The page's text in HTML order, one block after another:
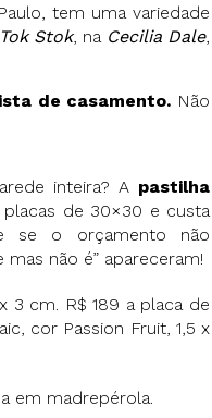
tem uma variedade
Tok Stok, na Cecilia Dale,
de casamento. Não
inteira? A pastilha
de 30×30 e custa
o orçamento não
não é” apareceram!
3 cm. R$ 189 a placa de
cor Passion Fruit, 1,5 x
em madrepérola.